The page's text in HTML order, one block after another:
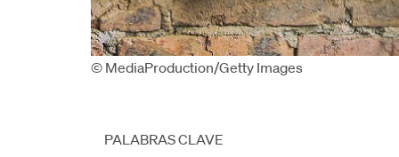
© MediaProduction/Getty Images
PALABRAS CLAVE